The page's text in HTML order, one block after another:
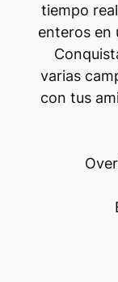
tiempo
enteros en
varias
con tus